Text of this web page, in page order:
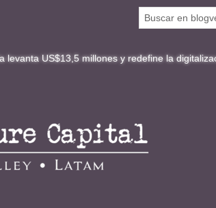
millones y redefine la digitalización del